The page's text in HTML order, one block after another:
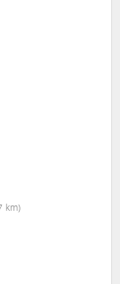
km)